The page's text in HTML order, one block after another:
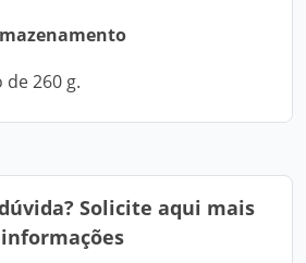
260 g.
Solicite aqui mais
informações